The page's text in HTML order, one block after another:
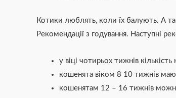
Котики люблять, коли їх балують. А
Рекомендації з годування. Наступні
у віці чотирьох тижнів
кошенята віком 8 10 тижнів
кошенятам 12 – 16 тижнів